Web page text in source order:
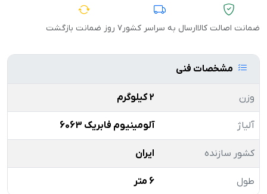
ضمانت اصالت کالاارسال به سراسر کشور۷ روز ضمانت بازگشت
مشخصات فنی
وزن 2 کیلوگرم
آلیاژ آلومینیوم فابریک 6063
کشور سازنده ایران
طول 6 متر